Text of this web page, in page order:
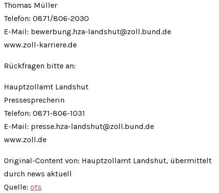
Thomas Müller
Telefon: 0871/806-2030
E-Mail: bewerbung.hza-landshut@zoll.bund.de
www.zoll-karriere.de
Rückfragen bitte an:
Hauptzollamt Landshut
Pressesprecherin
Telefon: 0871-806-1031
E-Mail: presse.hza-landshut@zoll.bund.de
www.zoll.de
Original-Content von: Hauptzollamt Landshut, übermittelt
durch news aktuell
Quelle: ots